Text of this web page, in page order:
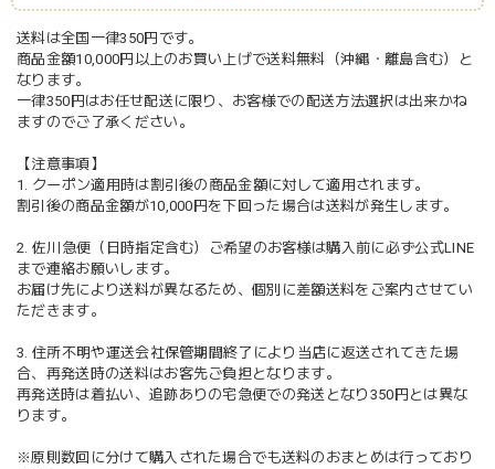
送料は全国一律350円です。
商品金額10,000円以上のお買い上げで送料無料（沖縄・離島含む）と
なります。
一律350円はお任せ配送に限り、お客様での配送方法選択は出来かね
ますのでご了承ください。
【注意事項】
1. クーポン適用時は割引後の商品金額に対して適用されます。
割引後の商品金額が10,000円を下回った場合は送料が発生します。
2. 佐川急便（日時指定含む）ご希望のお客様は購入前に必ず公式LINE
まで連絡お願いします。
お届け先により送料が異なるため、個別に差額送料をご案内させてい
ただきます。
3. 住所不明や運送会社保管期間終了により当店に返送されてきた場
合、再発送時の送料はお客先ご負担となります。
再発送時は着払い、追跡ありの宅急便での発送となり350円とは異な
ります。
※原則数回に分けて購入された場合でも送料のおまとめは行っており